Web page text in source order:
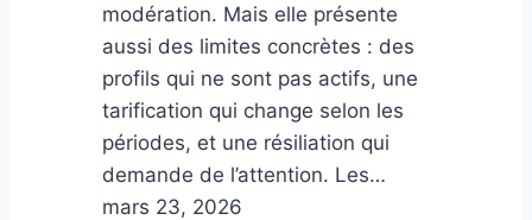
modération. Mais elle présente
aussi des limites concrètes : des
profils qui ne sont pas actifs, une
tarification qui change selon les
périodes, et une résiliation qui
demande de l’attention. Les…
mars 23, 2026